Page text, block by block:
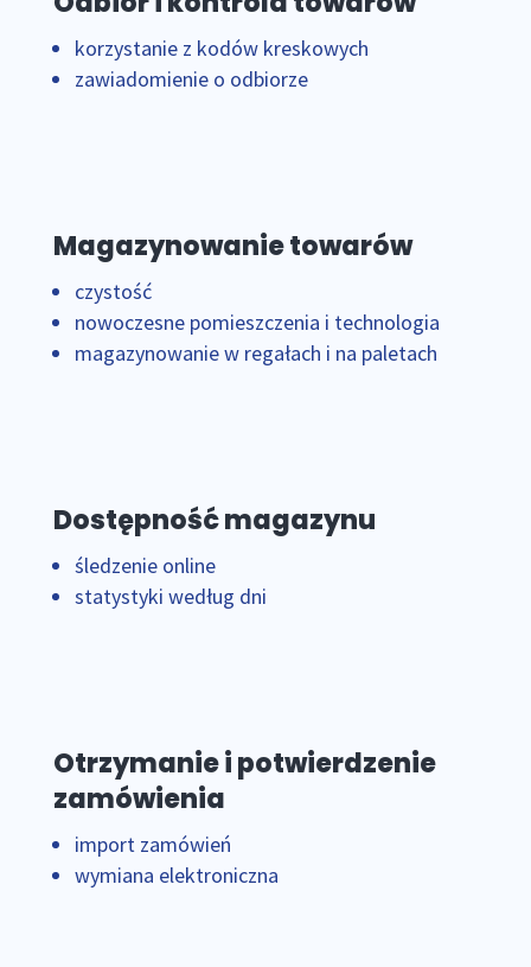
korzystanie z kodów kreskowych
zawiadomienie o odbiorze
Magazynowanie towarów
czystość
nowoczesne pomieszczenia i technologia
magazynowanie w regałach i na paletach
Dostępność magazynu
śledzenie online
statystyki według dni
Otrzymanie i potwierdzenie
zamówienia
import zamówień
wymiana elektroniczna